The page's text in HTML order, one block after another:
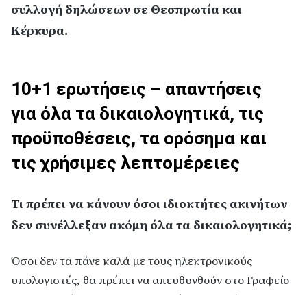
συλλογή δηλώσεων σε Θεσπρωτία και
Κέρκυρα.
10+1 ερωτήσεις – απαντήσεις
για όλα τα δικαιολογητικά, τις
προϋποθέσεις, τα ορόσημα και
τις χρήσιμες λεπτομέρειες
Τι πρέπει να κάνουν όσοι ιδιοκτήτες ακινήτων
δεν συνέλλεξαν ακόμη όλα τα δικαιολογητικά;
Όσοι δεν τα πάνε καλά με τους ηλεκτρονικούς
υπολογιστές, θα πρέπει να απευθυνθούν στο Γραφείο